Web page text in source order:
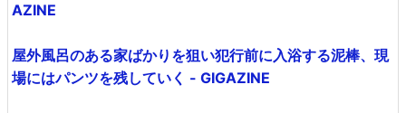
AZINE
屋外風呂のある家ばかりを狙い犯行前に入浴する泥棒、現
場にはパンツを残していく - GIGAZINE